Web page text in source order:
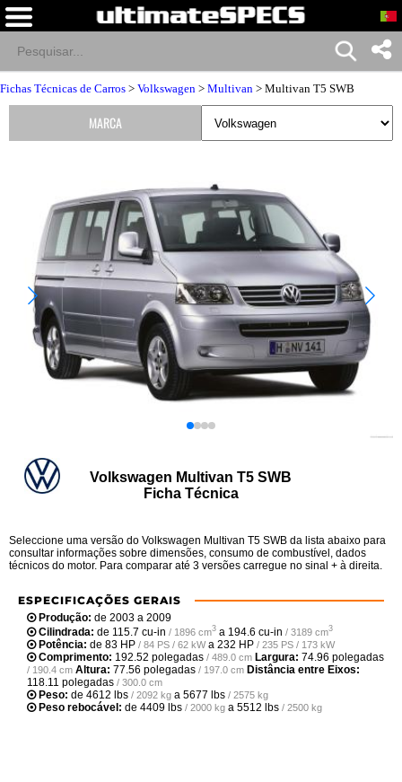
Fichas Técnicas de Carros > Volkswagen > Multivan > Multivan T5 SWB
Volkswagen Multivan T5 SWB
Ficha Técnica
Seleccione uma versão do Volkswagen Multivan T5 SWB da lista abaixo para
consultar informações sobre dimensões, consumo de combustível, dados
técnicos do motor. Para comparar até 3 versões carregue no sinal + à direita.
ESPECIFICAÇÕES GERAIS
Produção: de 2003 a 2009
Cilindrada: de 115.7 cu-in / 1896 cm3 a 194.6 cu-in / 3189 cm3
Potência: de 83 HP / 84 PS / 62 kWa 232 HP / 235 PS / 173 kW
Comprimento: 192.52 polegadas / 489.0 cm Largura: 74.96 polegadas
/ 190.4 cm Altura: 77.56 polegadas / 197.0 cm Distância entre Eixos:
118.11 polegadas / 300.0 cm
Peso: de 4612 lbs / 2092 kg a 5677 lbs / 2575 kg
Peso rebocável: de 4409 lbs / 2000 kg a 5512 lbs / 2500 kg
MARCA